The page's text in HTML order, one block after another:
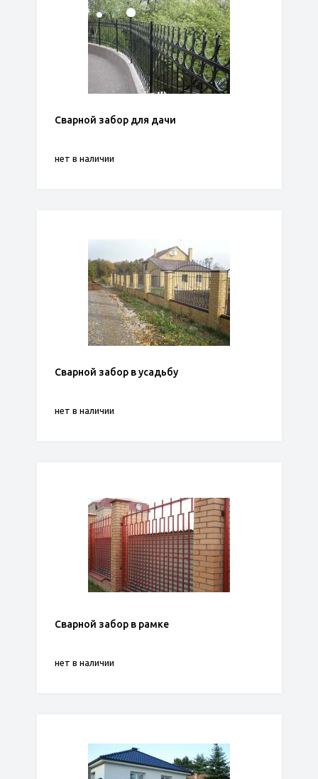
Сварной забор для дачи
нет в наличии
Сварной забор в усадьбу
нет в наличии
Сварной забор в рамке
нет в наличии